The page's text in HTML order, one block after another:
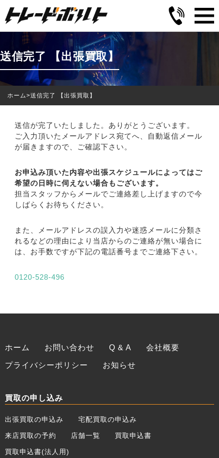
送信完了 【出張買取】
ホーム>送信完了 【出張買取】
送信が完了いたしました。ありがとうございます。
ご入力頂いたメールアドレス宛てへ、自動返信メール
が届きますので、ご確認下さい。
お申込み頂いた内容や出張スケジュールによってはご
希望の日時に伺えない場合もございます。
担当スタッフからメールでご連絡差し上げますので今
しばらくお待ちください。
また、メールアドレスの誤入力や迷惑メールに分類さ
れるなどの理由により当店からのご連絡が無い場合に
は、お手数ですが下記の電話番号までご連絡下さい。
0120-528-496
ホーム お問い合わせ Q & A 会社概要
プライバシーポリシー お知らせ
買取の申し込み
出張買取の申込み 宅配買取の申込み
来店買取の予約 店舗一覧 買取申込書
買取申込書(法人用)